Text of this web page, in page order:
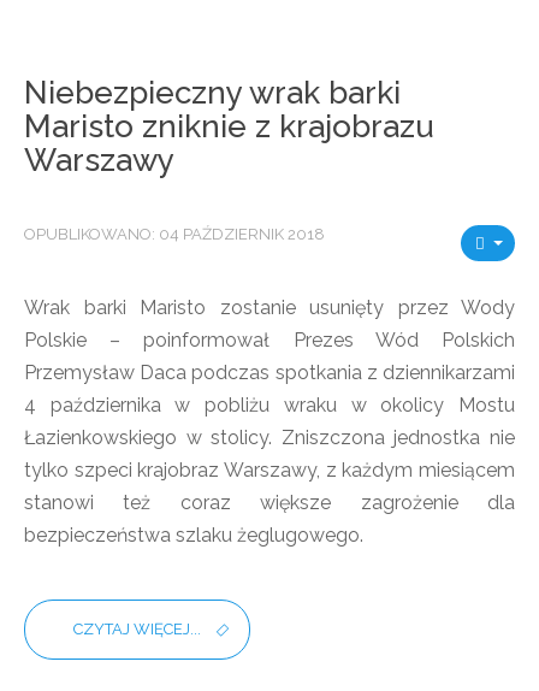
Niebezpieczny wrak barki
Maristo zniknie z krajobrazu
Warszawy
OPUBLIKOWANO: 04 PAŹDZIERNIK 2018
Wrak barki Maristo zostanie usunięty przez Wody
Polskie – poinformował Prezes Wód Polskich
Przemysław Daca podczas spotkania z dziennikarzami
4 października w pobliżu wraku w okolicy Mostu
Łazienkowskiego w stolicy. Zniszczona jednostka nie
tylko szpeci krajobraz Warszawy, z każdym miesiącem
stanowi też coraz większe zagrożenie dla
bezpieczeństwa szlaku żeglugowego.
CZYTAJ WIĘCEJ...